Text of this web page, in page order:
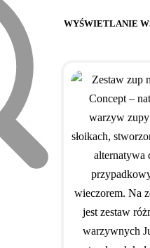
WYŚWIETLANIE